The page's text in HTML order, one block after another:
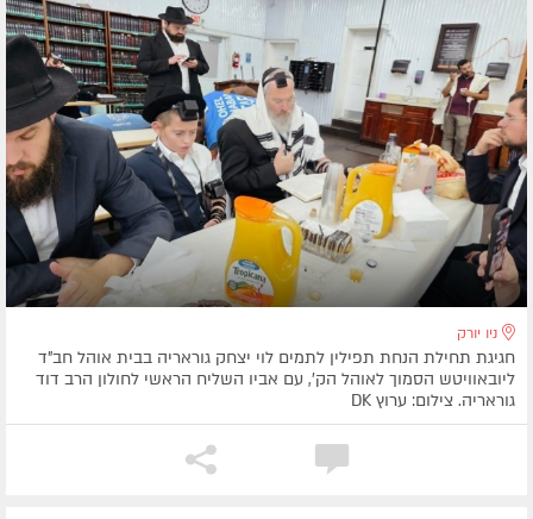
ניו יורק
חגיגת תחילת הנחת תפילין לתמים לוי יצחק גוראריה בבית אוהל חב"ד
ליובאוויטש הסמוך לאוהל הק', עם אביו השליח הראשי לחולון הרב דוד
גוראריה. צילום: ערוץ DK